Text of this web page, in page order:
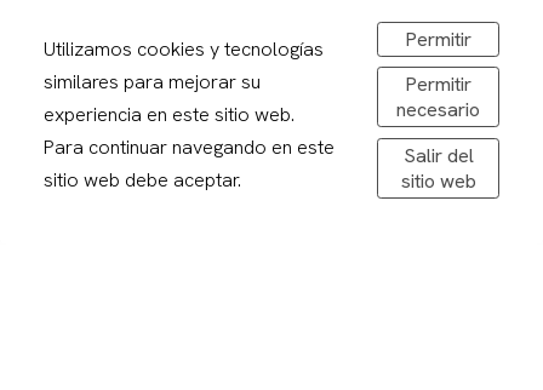
sirerafoto@gmail.com
Obrir a Google Maps
De dilluns a divendres: 08,30-20,00h
Dissabtes: 09:00 – 13:00
Utilizamos cookies y tecnologías
similares para mejorar su
experiencia en este sitio web.
Para continuar navegando en este
sitio web debe aceptar.
Permitir
Permitir
necesario
Salir del
sitio web